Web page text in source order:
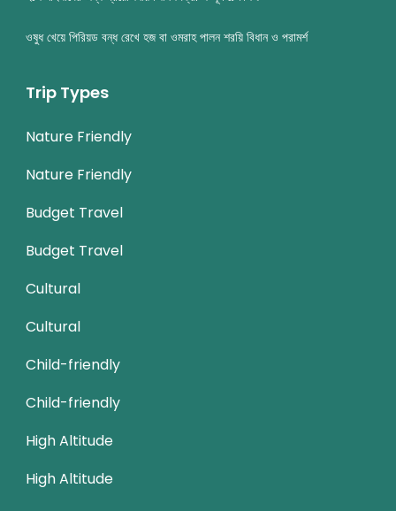
ওষুধ খেয়ে পিরিয়ড বন্ধ রেখে হজ বা ওমরাহ পালন শরয়ি বিধান ও পরামর্শ
Trip Types
Nature Friendly
Nature Friendly
Budget Travel
Budget Travel
Cultural
Cultural
Child-friendly
Child-friendly
High Altitude
High Altitude